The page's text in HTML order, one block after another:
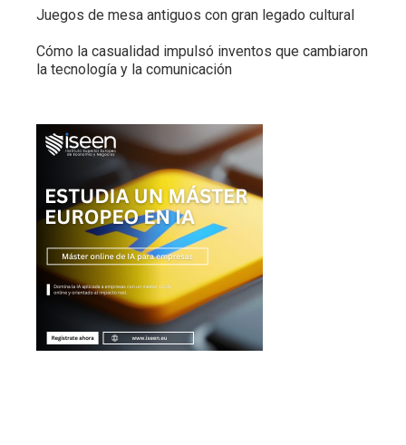
Juegos de mesa antiguos con gran legado cultural
Cómo la casualidad impulsó inventos que cambiaron
la tecnología y la comunicación